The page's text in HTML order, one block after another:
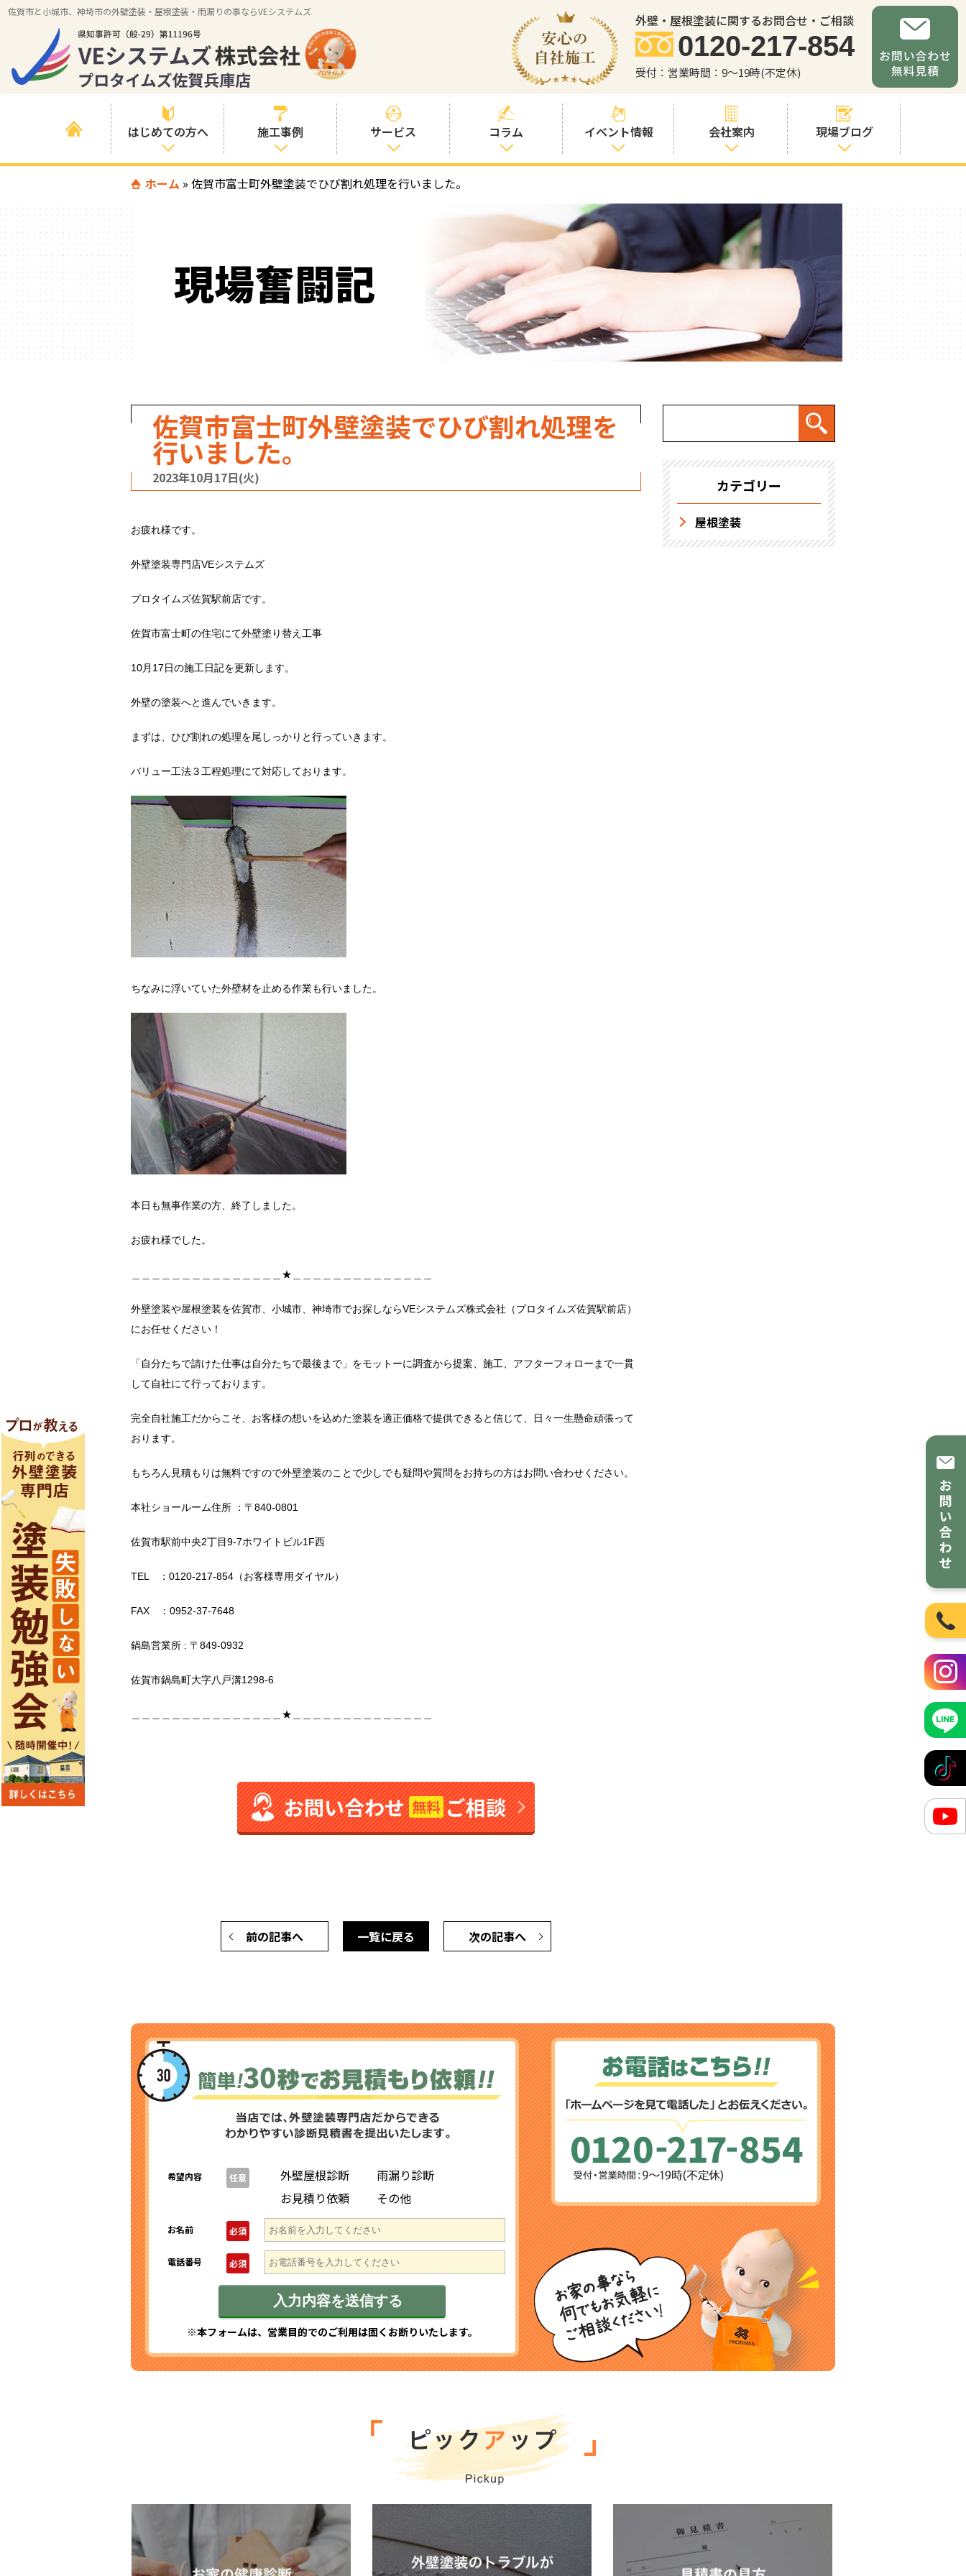
佐賀市と小城市、神埼市の外壁塗装・屋根塗装・雨漏りの事ならVEシステムズ
外壁・屋根塗装に関するお問合せ・ご相談
0120-217-854
受付：営業時間：9～19時(不定休)
はじめての方へ
はじめて外壁塗
いる方へ
喜んでいただけ
る３つの理由
施工事例
すべての事例
例
色の事例
サービス
塗装プランと価
お客様との交流
を大切に
見積書の見方
コラム
塗装コラム
塗料コラム
イベント情報 会社案内
職人・スタッフ
紹介
お問い合わせか
らの流れ
求人情報
現場ブログ
ホーム » 佐賀市富士町外壁塗装でひび割れ処理を行いました。
現場奮闘記
佐賀市富士町外壁塗装でひび割れ処理を
行いました。
2023年10月17日(火)
お疲れ様です。
外壁塗装専門店VEシステムズ
プロタイムズ佐賀駅前店です。
佐賀市富士町の住宅にて外壁塗り替え工事
10月17日の施工日記を更新します。
外壁の塗装へと進んでいきます。
まずは、ひび割れの処理を尾しっかりと行っていきます。
バリュー工法３工程処理にて対応しております。
ちなみに浮いていた外壁材を止める作業も行いました。
本日も無事作業の方、終了しました。
お疲れ様でした。
＿＿＿＿＿＿＿＿＿＿＿＿＿＿＿★＿＿＿＿＿＿＿＿＿＿＿＿＿＿
外壁塗装や屋根塗装を佐賀市、小城市、神埼市でお探しならVEシステムズ株式会社（プロタイムズ佐賀駅前店）
にお任せください！
「自分たちで請けた仕事は自分たちで最後まで」をモットーに調査から提案、施工、アフターフォローまで一貫
して自社にて行っております。
完全自社施工だからこそ、お客様の想いを込めた塗装を適正価格で提供できると信じて、日々一生懸命頑張って
おります。
もちろん見積もりは無料ですので外壁塗装のことで少しでも疑問や質問をお持ちの方はお問い合わせください。
本社ショールーム住所 ：〒840-0801
佐賀市駅前中央2丁目9-7ホワイトビル1F西
TEL ：0120-217-854（お客様専用ダイヤル）
FAX ：0952-37-7648
鍋島営業所 : 〒849-0932
佐賀市鍋島町大字八戸溝1298-6
＿＿＿＿＿＿＿＿＿＿＿＿＿＿＿★＿＿＿＿＿＿＿＿＿＿＿＿＿＿
お問い合わせ無料 ご相談
前の記事へ 次の記事へ
一覧に戻る
カテゴリー
屋根塗装
希望内容 任意 外壁屋根診断
雨漏り診断
お見積り依頼
その他
お名前 必須
電話番号 必須
※本フォームは、営業目的でのご利用は固くお断りいたします。